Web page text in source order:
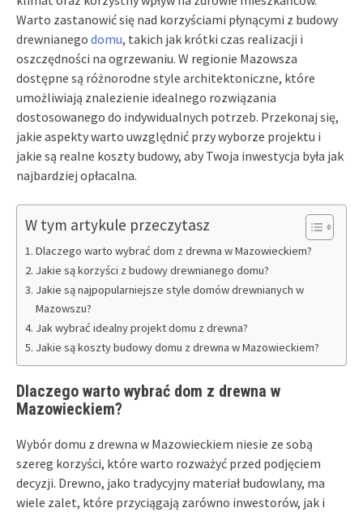
Warto zastanowić się nad korzyściami płynącymi z budowy
drewnianego domu, takich jak krótki czas realizacji i
oszczędności na ogrzewaniu. W regionie Mazowsza
dostępne są różnorodne style architektoniczne, które
umożliwiają znalezienie idealnego rozwiązania
dostosowanego do indywidualnych potrzeb. Przekonaj się,
jakie aspekty warto uwzględnić przy wyborze projektu i
jakie są realne koszty budowy, aby Twoja inwestycja była jak
najbardziej opłacalna.
W tym artykule przeczytasz
Dlaczego warto wybrać dom z drewna w Mazowieckiem?
Jakie są korzyści z budowy drewnianego domu?
Jakie są najpopularniejsze style domów drewnianych w
Mazowszu?
Jak wybrać idealny projekt domu z drewna?
Jakie są koszty budowy domu z drewna w Mazowieckiem?
Dlaczego warto wybrać dom z drewna w
Mazowieckiem?
Wybór domu z drewna w Mazowieckiem niesie ze sobą
szereg korzyści, które warto rozważyć przed podjęciem
decyzji. Drewno, jako tradycyjny materiał budowlany, ma
wiele zalet, które przyciągają zarówno inwestorów, jak i